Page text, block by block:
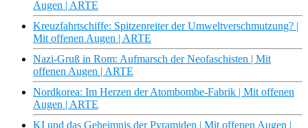
Augen | ARTE
Kreuzfahrtschiffe: Spitzenreiter der Umweltverschmutzung? |
Mit offenen Augen | ARTE
Nazi-Gruß in Rom: Aufmarsch der Neofaschisten | Mit
offenen Augen | ARTE
Nordkorea: Im Herzen der Atombombe-Fabrik | Mit offenen
Augen | ARTE
KI und das Geheimnis der Pyramiden | Mit offenen Augen |